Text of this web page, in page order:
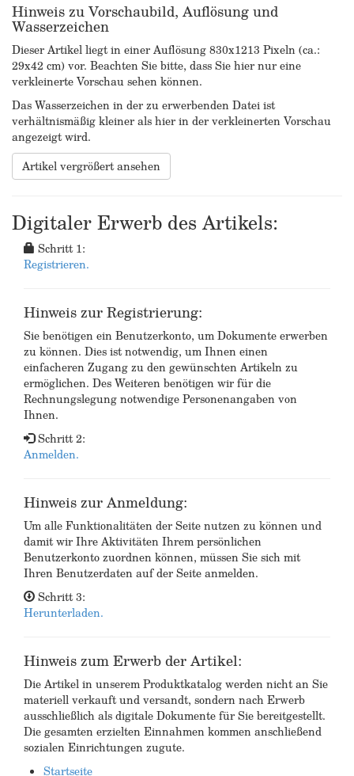
Hinweis zu Vorschaubild, Auflösung und
Wasserzeichen
Dieser Artikel liegt in einer Auflösung 830x1213 Pixeln (ca.:
29x42 cm) vor. Beachten Sie bitte, dass Sie hier nur eine
verkleinerte Vorschau sehen können.
Das Wasserzeichen in der zu erwerbenden Datei ist
verhältnismäßig kleiner als hier in der verkleinerten Vorschau
angezeigt wird.
Artikel vergrößert ansehen
Digitaler Erwerb des Artikels:
Schritt 1:
Registrieren.
Hinweis zur Registrierung:
Sie benötigen ein Benutzerkonto, um Dokumente erwerben
zu können. Dies ist notwendig, um Ihnen einen
einfacheren Zugang zu den gewünschten Artikeln zu
ermöglichen. Des Weiteren benötigen wir für die
Rechnungslegung notwendige Personenangaben von
Ihnen.
Schritt 2:
Anmelden.
Hinweis zur Anmeldung:
Um alle Funktionalitäten der Seite nutzen zu können und
damit wir Ihre Aktivitäten Ihrem persönlichen
Benutzerkonto zuordnen können, müssen Sie sich mit
Ihren Benutzerdaten auf der Seite anmelden.
Schritt 3:
Herunterladen.
Hinweis zum Erwerb der Artikel:
Die Artikel in unserem Produktkatalog werden nicht an Sie
materiell verkauft und versandt, sondern nach Erwerb
ausschließlich als digitale Dokumente für Sie bereitgestellt.
Die gesamten erzielten Einnahmen kommen anschließend
sozialen Einrichtungen zugute.
Startseite